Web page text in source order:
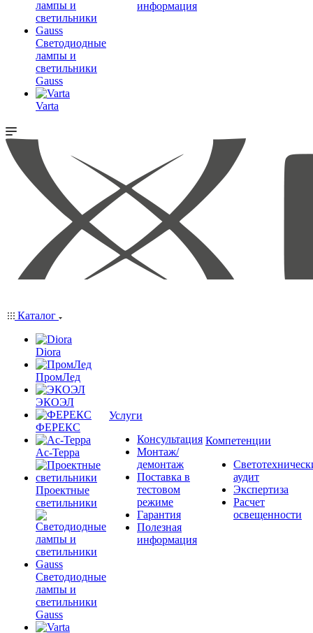
Светодиодные
лампы и
светильники
Gauss
Varta
информация
Каталог
Diora
ПромЛед
ЭКОЭЛ
ФЕРЕКС
Ас-Терра
Проектные
светильники
Светодиодные
лампы и
светильники
Gauss
Услуги
Консультация
Монтаж/
демонтаж
Поставка в
тестовом
режиме
Гарантия
Полезная
информация
Компетенции
аудит
Экспертиза
Расчет
освещенности